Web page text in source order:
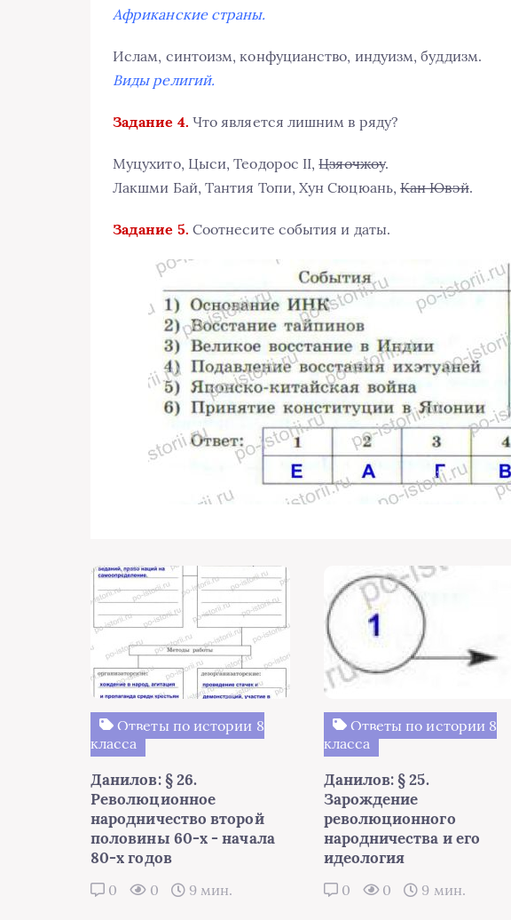
Африканские страны.
Ислам, синтоизм, конфуцианство, индуизм, буддизм.
Виды религий.
Задание 4. Что является лишним в ряду?
Муцухито, Цыси, Теодорос II,Цзяочжоу.
Лакшми Бай, Тантия Топи, Хун Сюцюань,Кан Ювэй.
Задание 5. Соотнесите события и даты.
Ответы по истории 8
класса
Данилов: § 26.
Революционное
народничество второй
половины 60-х - начала
80-х годов
0 0 9 мин.
Ответы по истории 8
класса
Данилов: § 25.
Зарождение
революционного
народничества и его
идеология
0 0 9 мин.